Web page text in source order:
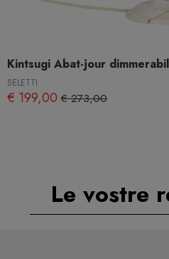
Kintsugi Abat-jour
SELETTI
€ 199,00 € 273,00
Le vostre